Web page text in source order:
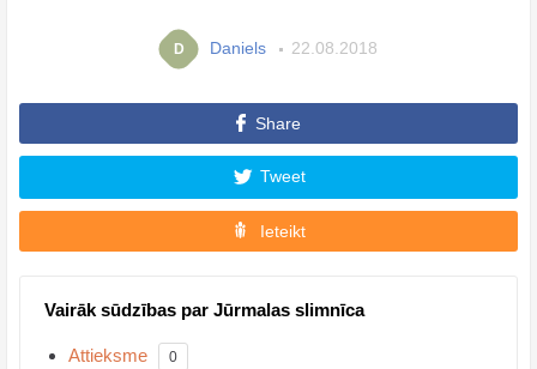
D Daniels 22.08.2018
Share
Tweet
Ieteikt
Vairāk sūdzības par Jūrmalas slimnīca
Attieksme 0